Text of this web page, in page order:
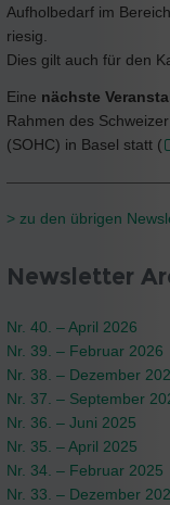
Aufholbedarf im
riesig.
Dies gilt auch für den
Eine nächste
Rahmen des
(SOHC) in Basel statt (
> zu den übrigen
Newsletter
Nr. 40. – April 2026
Nr. 39. – Februar 2026
Nr. 38. – Dezember
Nr. 37. – September
Nr. 36. – Juni 2025
Nr. 35. – April 2025
Nr. 34. – Februar 2025
Nr. 33. – Dezember